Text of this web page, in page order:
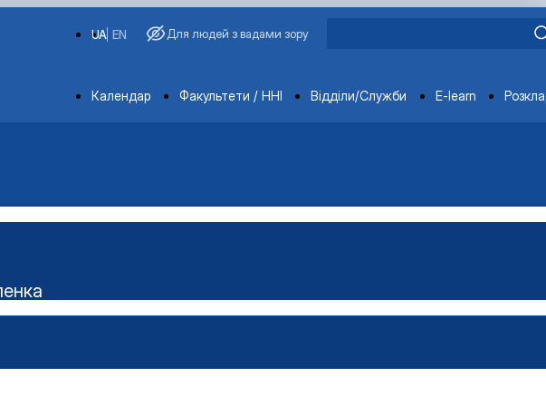
EN
UA Для людей з вадами зору
Departments
Календар Факультети / ННІ Відділи/Служби E-learn